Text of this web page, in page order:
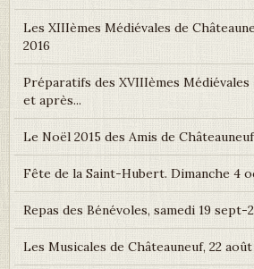
Les XIIIèmes Médiévales de
2016
Préparatifs des XVIIIèmes
et après...
Le Noël 2015 des Amis de Châteauneuf
Fête de la Saint-Hubert. Dimanche 4
Repas des Bénévoles, samedi 19 sept-
Les Musicales de Châteauneuf, 22 août